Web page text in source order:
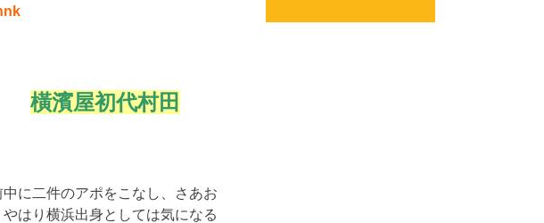
橫濱屋初代村田
に二件のアポをこなし、さあお
はり横浜出身としては気になる